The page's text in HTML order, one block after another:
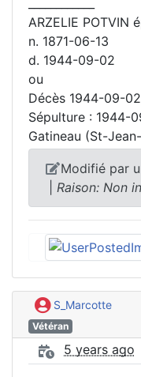
ARZELIE POTVIN
n. 1871-06-13
d. 1944-09-02
ou
Décès 1944-09-02
Sépulture : 1944-
Gatineau (St-
Modifié par
Raison: Non
S_Marcotte
Vétéran
5 years ago